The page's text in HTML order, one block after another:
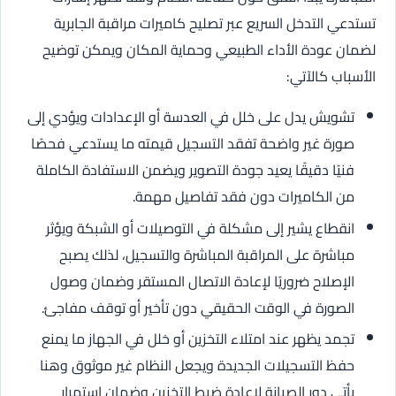
تستدعي التدخل السريع عبر تصليح كاميرات مراقبة الجابرية
لضمان عودة الأداء الطبيعي وحماية المكان ويمكن توضيح
الأسباب كالآتي:
تشويش يدل على خلل في العدسة أو الإعدادات ويؤدي إلى
صورة غير واضحة تفقد التسجيل قيمته ما يستدعي فحصًا
فنيًا دقيقًا يعيد جودة التصوير ويضمن الاستفادة الكاملة
من الكاميرات دون فقد تفاصيل مهمة.
انقطاع يشير إلى مشكلة في التوصيلات أو الشبكة ويؤثر
مباشرة على المراقبة المباشرة والتسجيل، لذلك يصبح
الإصلاح ضروريًا لإعادة الاتصال المستقر وضمان وصول
الصورة في الوقت الحقيقي دون تأخير أو توقف مفاجئ.
تجمد يظهر عند امتلاء التخزين أو خلل في الجهاز ما يمنع
حفظ التسجيلات الجديدة ويجعل النظام غير موثوق وهنا